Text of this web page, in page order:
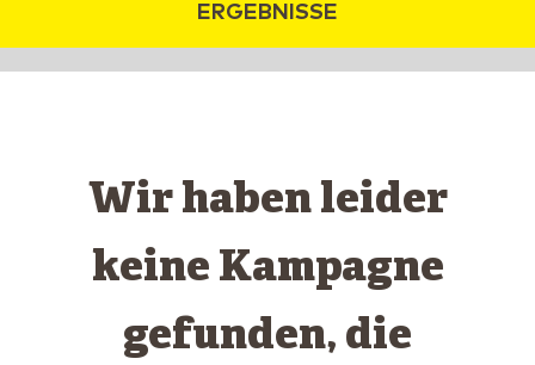
ERGEBNISSE
Wir haben leider
keine Kampagne
gefunden, die